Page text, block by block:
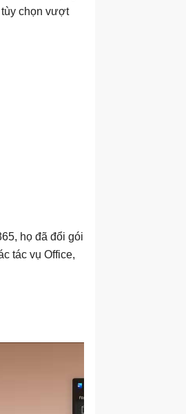
chọn vượt
họ đã đổi gói
tác vụ Office,